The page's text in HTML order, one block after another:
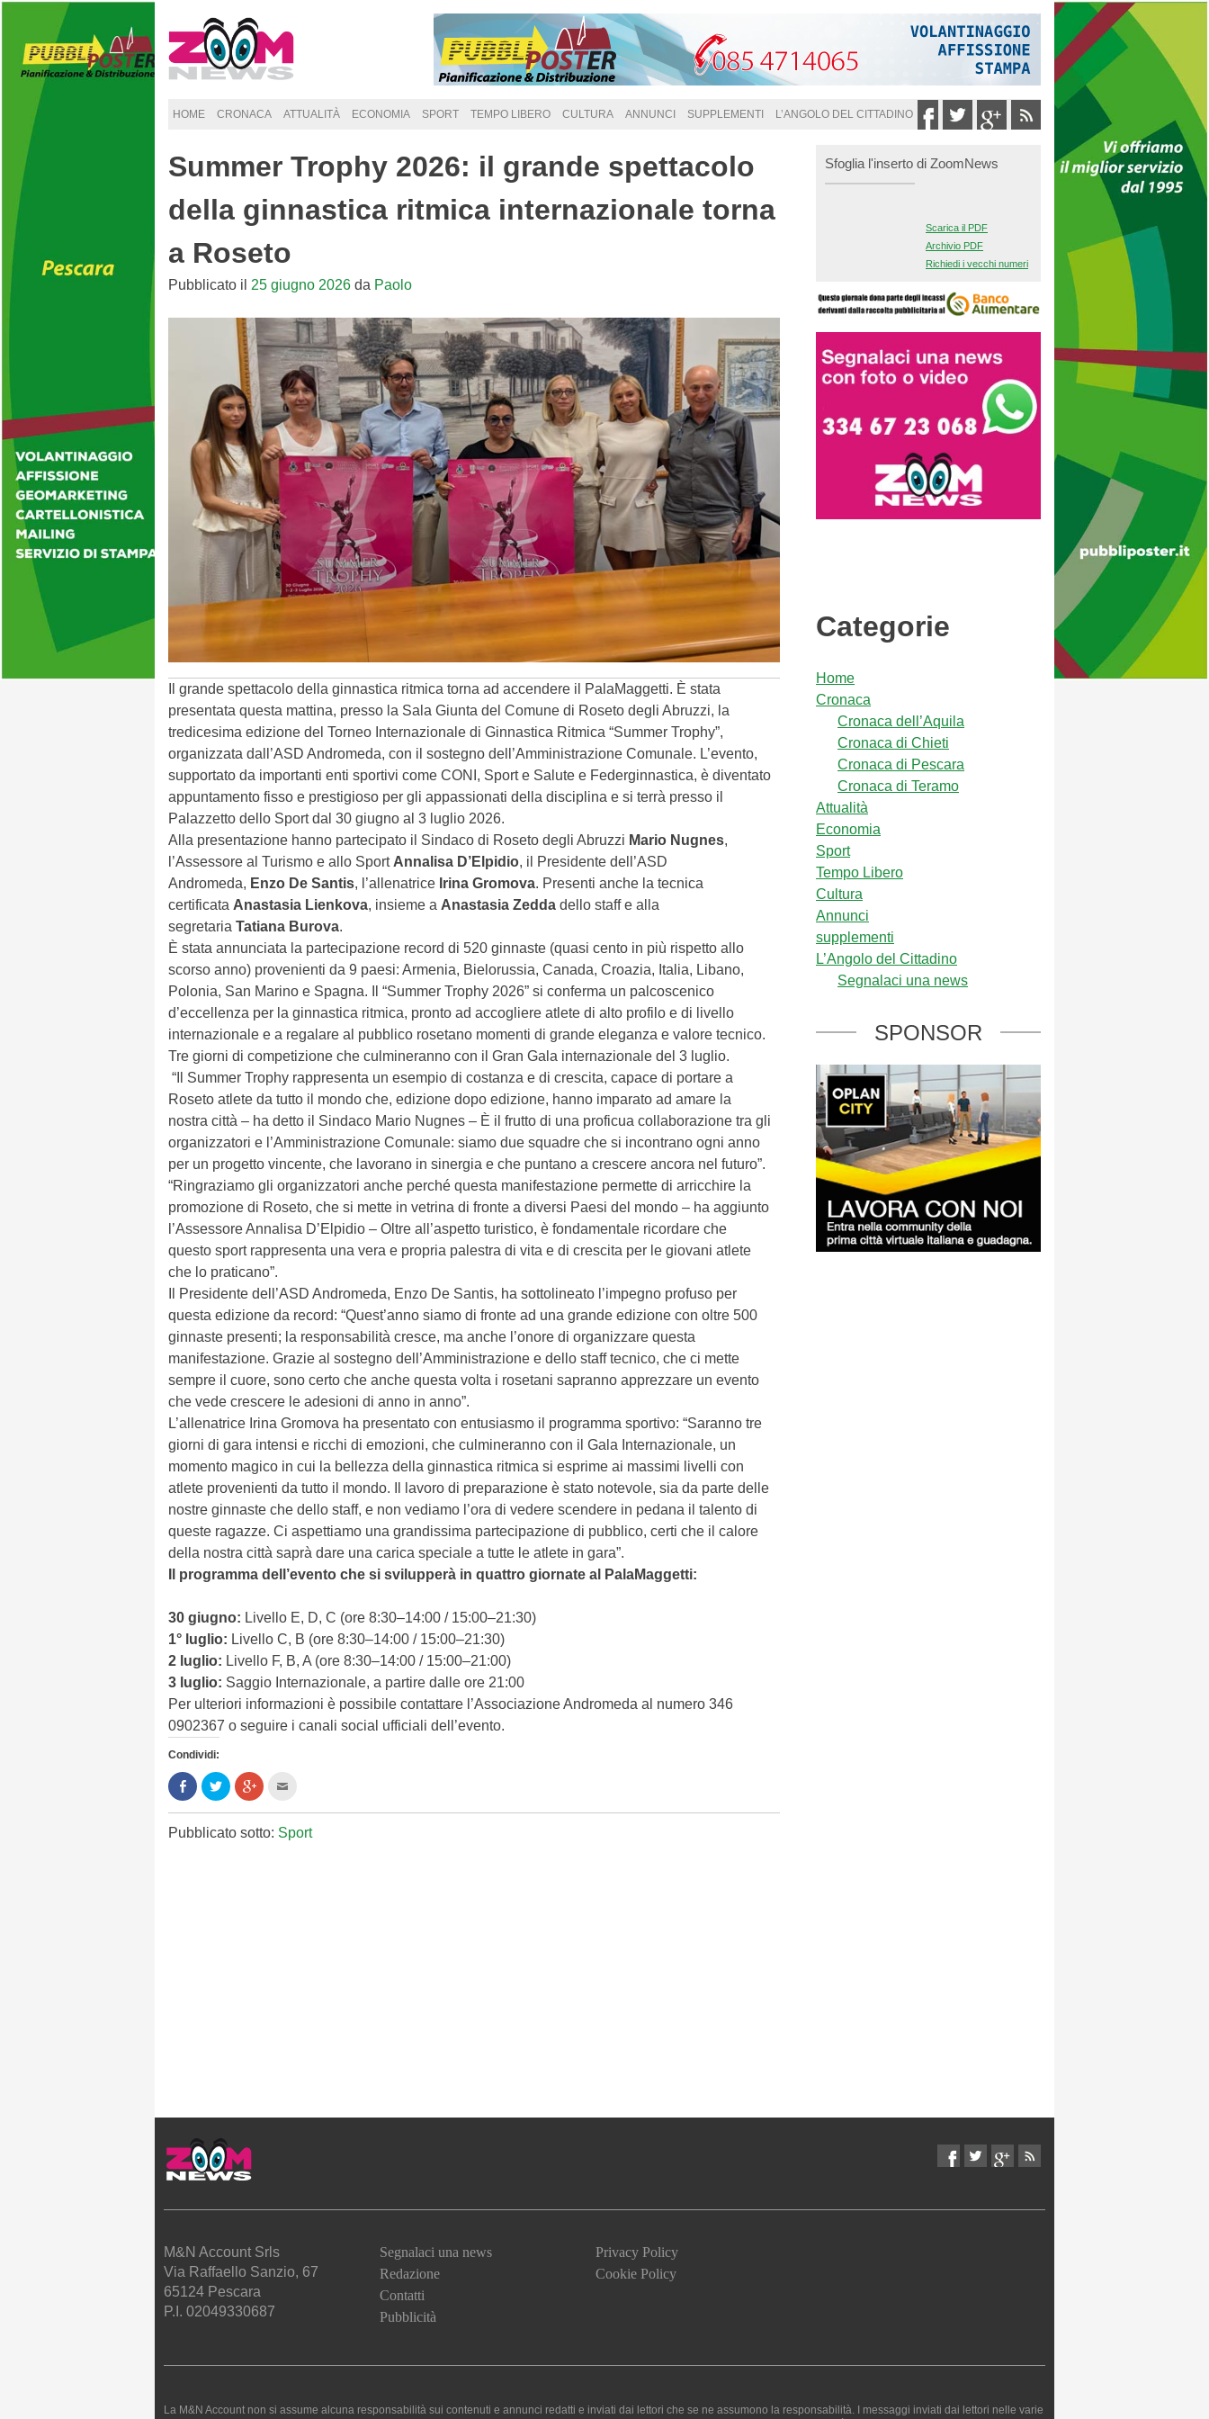
to
content
HOME CRONACA ATTUALITÀ ECONOMIA SPORT TEMPO LIBERO CULTURA ANNUNCI SUPPLEMENTI L’ANGOLO DEL CITTADINO
Summer Trophy 2026: il grande spettacolo
della ginnastica ritmica internazionale torna
a Roseto
Pubblicato il 25 giugno 2026 da Paolo
Il grande spettacolo della ginnastica ritmica torna ad accendere il PalaMaggetti. È stata
presentata questa mattina, presso la Sala Giunta del Comune di Roseto degli Abruzzi, la
tredicesima edizione del Torneo Internazionale di Ginnastica Ritmica “Summer Trophy”,
organizzata dall’ASD Andromeda, con il sostegno dell’Amministrazione Comunale. L’evento,
supportato da importanti enti sportivi come CONI, Sport e Salute e Federginnastica, è diventato
appuntamento fisso e prestigioso per gli appassionati della disciplina e si terrà presso il
Palazzetto dello Sport dal 30 giugno al 3 luglio 2026.
Alla presentazione hanno partecipato il Sindaco di Roseto degli Abruzzi Mario Nugnes,
l’Assessore al Turismo e allo Sport Annalisa D’Elpidio, il Presidente dell’ASD
Andromeda, Enzo De Santis, l’allenatrice Irina Gromova. Presenti anche la tecnica
certificata Anastasia Lienkova, insieme a Anastasia Zedda dello staff e alla
segretaria Tatiana Burova.
È stata annunciata la partecipazione record di 520 ginnaste (quasi cento in più rispetto allo
scorso anno) provenienti da 9 paesi: Armenia, Bielorussia, Canada, Croazia, Italia, Libano,
Polonia, San Marino e Spagna. Il “Summer Trophy 2026” si conferma un palcoscenico
d’eccellenza per la ginnastica ritmica, pronto ad accogliere atlete di alto profilo e di livello
internazionale e a regalare al pubblico rosetano momenti di grande eleganza e valore tecnico.
Tre giorni di competizione che culmineranno con il Gran Gala internazionale del 3 luglio.
“Il Summer Trophy rappresenta un esempio di costanza e di crescita, capace di portare a
Roseto atlete da tutto il mondo che, edizione dopo edizione, hanno imparato ad amare la
nostra città – ha detto il Sindaco Mario Nugnes – È il frutto di una proficua collaborazione tra gli
organizzatori e l’Amministrazione Comunale: siamo due squadre che si incontrano ogni anno
per un progetto vincente, che lavorano in sinergia e che puntano a crescere ancora nel futuro”.
“Ringraziamo gli organizzatori anche perché questa manifestazione permette di arricchire la
promozione di Roseto, che si mette in vetrina di fronte a diversi Paesi del mondo – ha aggiunto
l’Assessore Annalisa D’Elpidio – Oltre all’aspetto turistico, è fondamentale ricordare che
questo sport rappresenta una vera e propria palestra di vita e di crescita per le giovani atlete
che lo praticano”.
Il Presidente dell’ASD Andromeda, Enzo De Santis, ha sottolineato l’impegno profuso per
questa edizione da record: “Quest’anno siamo di fronte ad una grande edizione con oltre 500
ginnaste presenti; la responsabilità cresce, ma anche l’onore di organizzare questa
manifestazione. Grazie al sostegno dell’Amministrazione e dello staff tecnico, che ci mette
sempre il cuore, sono certo che anche questa volta i rosetani sapranno apprezzare un evento
che vede crescere le adesioni di anno in anno”.
L’allenatrice Irina Gromova ha presentato con entusiasmo il programma sportivo: “Saranno tre
giorni di gara intensi e ricchi di emozioni, che culmineranno con il Gala Internazionale, un
momento magico in cui la bellezza della ginnastica ritmica si esprime ai massimi livelli con
atlete provenienti da tutto il mondo. Il lavoro di preparazione è stato notevole, sia da parte delle
nostre ginnaste che dello staff, e non vediamo l’ora di vedere scendere in pedana il talento di
queste ragazze. Ci aspettiamo una grandissima partecipazione di pubblico, certi che il calore
della nostra città saprà dare una carica speciale a tutte le atlete in gara”.
Il programma dell’evento che si svilupperà in quattro giornate al PalaMaggetti:
30 giugno: Livello E, D, C (ore 8:30–14:00 / 15:00–21:30)
1° luglio: Livello C, B (ore 8:30–14:00 / 15:00–21:30)
2 luglio: Livello F, B, A (ore 8:30–14:00 / 15:00–21:00)
3 luglio: Saggio Internazionale, a partire dalle ore 21:00
Per ulteriori informazioni è possibile contattare l’Associazione Andromeda al numero 346
0902367 o seguire i canali social ufficiali dell’evento.
Condividi:
Condividi
su
Facebook
(Si
apre
in
Clicca
per
condividere
su
Twitter
(Si
Clicca
per
su
Google+
(Si
l'articolo
via
mail
Pubblicato sotto: Sport
Sfoglia l'inserto di ZoomNews
Scarica il PDF
Archivio PDF
Richiedi i vecchi numeri
Categorie
Home
Cronaca
Cronaca dell’Aquila
Cronaca di Chieti
Cronaca di Pescara
Cronaca di Teramo
Attualità
Economia
Sport
Tempo Libero
Cultura
Annunci
supplementi
L’Angolo del Cittadino
Segnalaci una news
SPONSOR
M&N Account Srls
Via Raffaello Sanzio, 67
65124 Pescara
P.I. 02049330687
Segnalaci una news
Redazione
Contatti
Pubblicità
Privacy Policy
Cookie Policy
La M&N Account non si assume alcuna responsabilità sui contenuti e annunci redatti e inviati dai lettori che se ne assumono la responsabilità. I messaggi inviati dai lettori nelle varie